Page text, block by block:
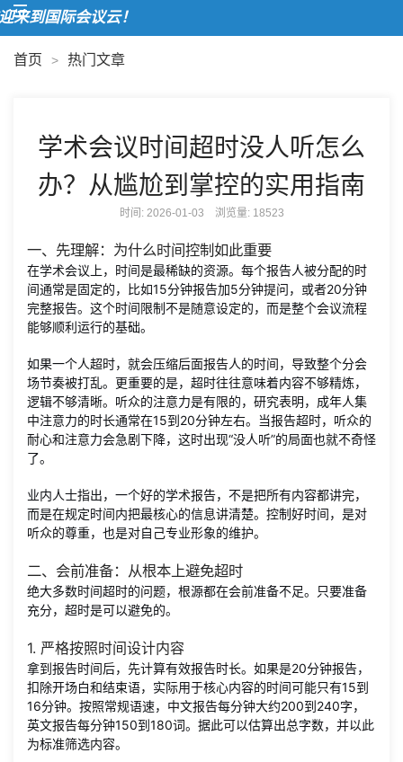
到国际会议云！
首页 > 热门文章
学术会议时间超时没人听怎么
办？从尴尬到掌控的实用指南
时间: 2026-01-03 浏览量: 18523
一、先理解：为什么时间控制如此重要
在学术会议上，时间是最稀缺的资源。每个报告人被分配的时
间通常是固定的，比如15分钟报告加5分钟提问，或者20分钟
完整报告。这个时间限制不是随意设定的，而是整个会议流程
能够顺利运行的基础。
如果一个人超时，就会压缩后面报告人的时间，导致整个分会
场节奏被打乱。更重要的是，超时往往意味着内容不够精炼，
逻辑不够清晰。听众的注意力是有限的，研究表明，成年人集
中注意力的时长通常在15到20分钟左右。当报告超时，听众的
耐心和注意力会急剧下降，这时出现“没人听”的局面也就不奇怪
了。
业内人士指出，一个好的学术报告，不是把所有内容都讲完，
而是在规定时间内把最核心的信息讲清楚。控制好时间，是对
听众的尊重，也是对自己专业形象的维护。
二、会前准备：从根本上避免超时
绝大多数时间超时的问题，根源都在会前准备不足。只要准备
充分，超时是可以避免的。
1. 严格按照时间设计内容
拿到报告时间后，先计算有效报告时长。如果是20分钟报告，
扣除开场白和结束语，实际用于核心内容的时间可能只有15到
16分钟。按照常规语速，中文报告每分钟大约200到240字，
英文报告每分钟150到180词。据此可以估算出总字数，并以此
为标准筛选内容。